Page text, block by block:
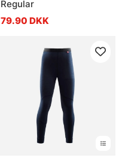
Regular
79.90 DKK